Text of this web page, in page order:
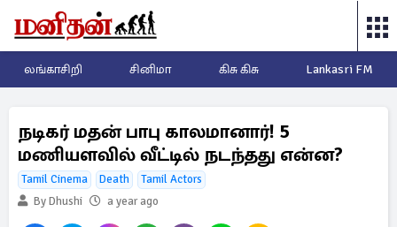
லங்காசிறி சினிமா கிசு கிசு Lankasri FM
நடிகர் மதன் பாபு காலமானார்! 5
மணியளவில் வீட்டில் நடந்தது என்ன?
Tamil Cinema Death
Tamil Actors
By Dhushi
a year ago